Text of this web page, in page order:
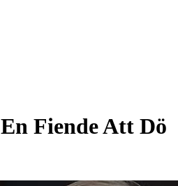
En Fiende Att Dö